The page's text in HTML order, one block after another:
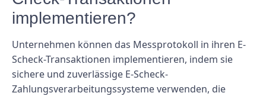
implementieren?
Unternehmen können das Messprotokoll in ihren E-
Scheck-Transaktionen implementieren, indem sie
sichere und zuverlässige E-Scheck-
Zahlungsverarbeitungssysteme verwenden, die